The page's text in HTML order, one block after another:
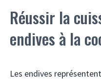
Réussir la
endives à la
Les endives